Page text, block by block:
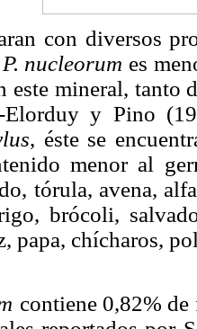
con diversos
P. nucleorum es
este mineral, tanto
Elorduy y Pino
, éste se
menor al
tórula, avena,
brócoli,
papa, chícharos,
contiene 0,82%